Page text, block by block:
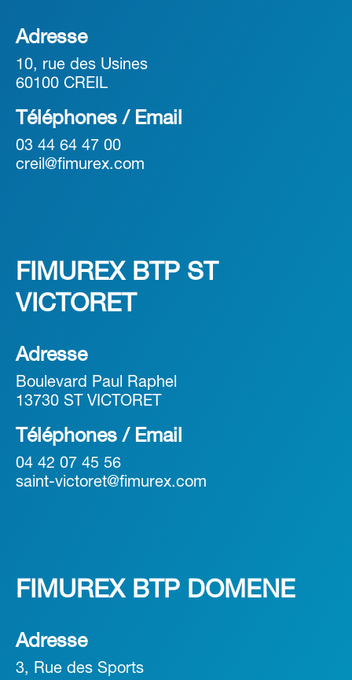
Adresse
10, rue des Usines
60100 CREIL
Téléphones / Email
03 44 64 47 00
creil@fimurex.com
FIMUREX BTP ST
VICTORET
Adresse
Boulevard Paul Raphel
13730 ST VICTORET
Téléphones / Email
04 42 07 45 56
saint-victoret@fimurex.com
FIMUREX BTP DOMENE
Adresse
3, Rue des Sports